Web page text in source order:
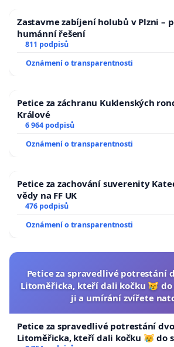
Zastavme zabíjení holubů v Plzni –
humánní řešení
811 podpisů
Oznámení o transparentnosti
Petice za záchranu Kuklenských
Králové
6 964 podpisů
Oznámení o transparentnosti
Petice za zachování suverenity
vědy na FF UK
476 podpisů
Oznámení o transparentnosti
Petice za spravedlivé potrestání
Litoměřicka, kteří dali kočku 😿 do
ji a umírání zvířete
Petice za spravedlivé potrestání
Litoměřicka, kteří dali kočku 😿 do